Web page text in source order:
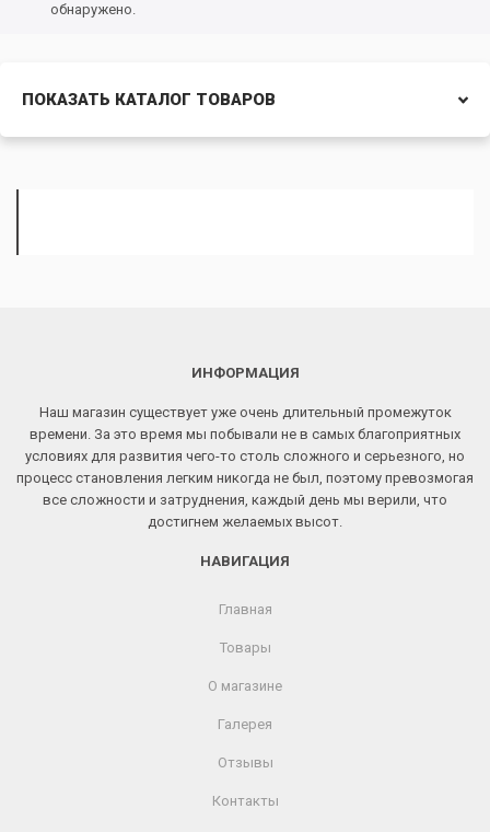
обнаружено.
ПОКАЗАТЬ КАТАЛОГ ТОВАРОВ
ИНФОРМАЦИЯ
Наш магазин существует уже очень длительный промежуток
времени. За это время мы побывали не в самых благоприятных
условиях для развития чего-то столь сложного и серьезного, но
процесс становления легким никогда не был, поэтому превозмогая
все сложности и затруднения, каждый день мы верили, что
достигнем желаемых высот.
НАВИГАЦИЯ
Главная
Товары
О магазине
Галерея
Отзывы
Контакты